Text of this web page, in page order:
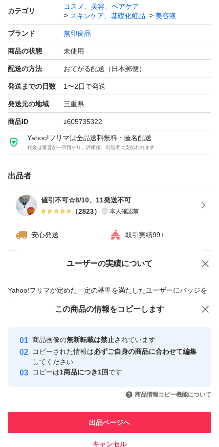
入をお控えください（外箱に擦れや汚れ、へこみ等がある
場合がございます）。
※正規品に関する質問について
出品商品は全て正規品になります。少しでも気にされる方
はご購入をお控えください。
無印良品 発酵導入美容液 大容量 100ml
ブランド：無印良品
カテゴリ
コスメ、美容、ヘアケア
スキンケア、基礎化粧品
美容液
ブランド 無印良品
商品の状態 未使用
配送の方法 おてがる配送（日本郵便）
発送までの日数 1〜2日で発送
発送元の地域 三重県
商品ID z605735322
Yahoo!フリマは全品送料無料・匿名配送
代金は運営が一旦預かり、評価後、出品者に支払われます
出品者
値引不可☆8/10、11発送不可
（2823） 本人確認前
安心発送 取引実績99+
ユーザーの実績について
Yahoo!フリマが定めた一定の基準を満たしたユーザーにバッジを
付与しています
安心取引出品者
心・安全なユーザーです
取引実績
引を完了させた実績があります
での取引実績があります
価格の相談 商品への質問
この商品の情報をコピーします
商品画像の無断転載は禁止されています
コピーされた情報は必ずご自身の商品に合わせて編集
してください
コピーは1商品につき1回です
商品情報コピー機能について
出品ページへ
キャンセル
この商品をみている人にオススメ